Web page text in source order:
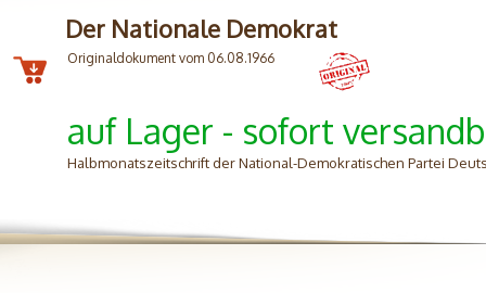
Der Nationale Demokrat
Originaldokument vom 06.08.1966
auf Lager - sofort
Halbmonatszeitschrift der National-Demokratischen Partei